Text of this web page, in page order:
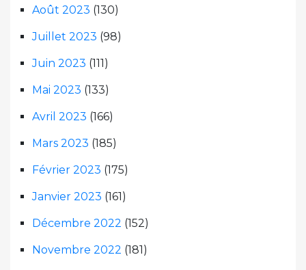
Août 2023 (130)
Juillet 2023 (98)
Juin 2023 (111)
Mai 2023 (133)
Avril 2023 (166)
Mars 2023 (185)
Février 2023 (175)
Janvier 2023 (161)
Décembre 2022 (152)
Novembre 2022 (181)